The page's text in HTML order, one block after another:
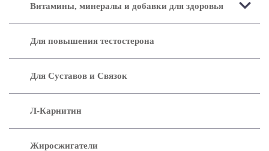
Витамины, минералы и добавки для здоровья
Для повышения тестостерона
Для Суставов и Связок
Л-Карнитин
Жиросжигатели